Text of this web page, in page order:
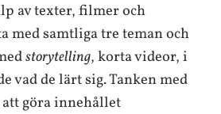
av texter, filmer och
med samtliga tre teman och
storytelling, korta videor, i
vad de lärt sig. Tanken med
göra innehållet